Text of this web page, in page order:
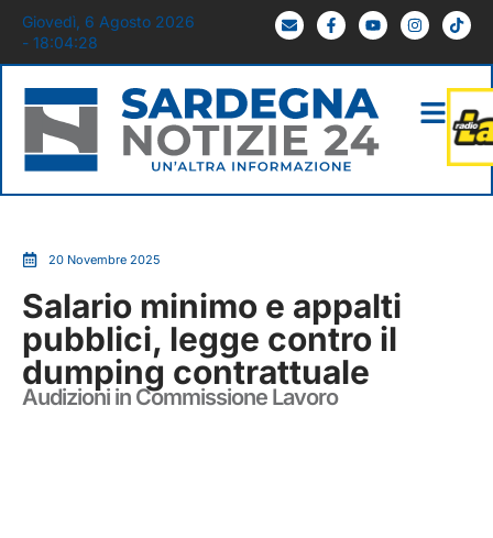
Giovedì, 6 Agosto 2026
- 18:04:29
20 Novembre 2025
Salario minimo e appalti
pubblici, legge contro il
dumping contrattuale
Audizioni in Commissione Lavoro